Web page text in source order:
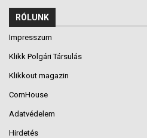
RÓLUNK
Impresszum
Klikk Polgári Társulás
Klikkout magazin
CornHouse
Adatvédelem
Hirdetés